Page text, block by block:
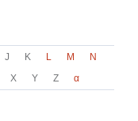
J K L M
N
X Y Z α